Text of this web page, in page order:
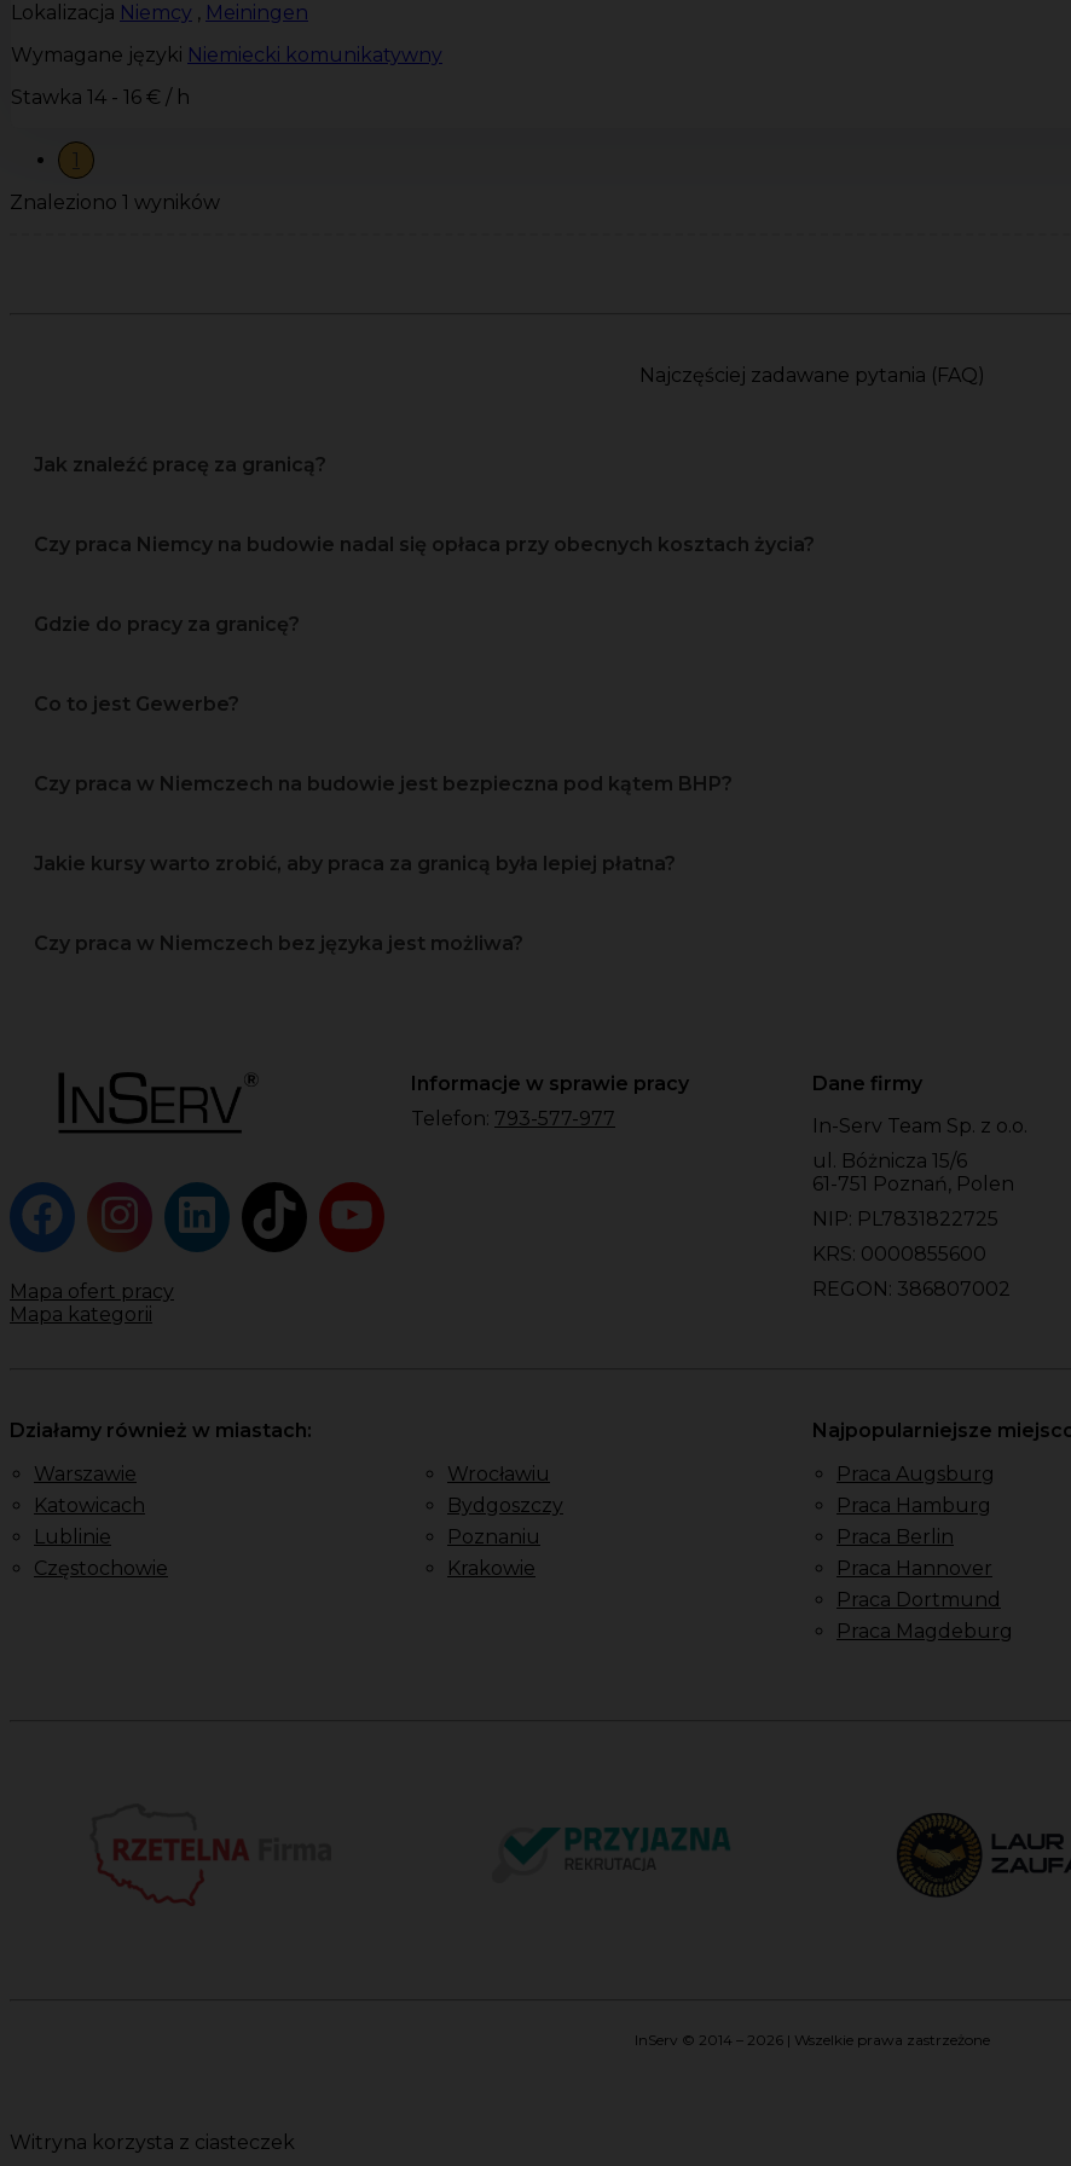
Lokalizacja Niemcy , Meiningen
Wymagane języki Niemiecki komunikatywny
Stawka 14 - 16 € / h
1
Znaleziono 1 wyników
Najczęściej zadawane pytania (FAQ)
Jak znaleźć pracę za granicą?
Czy praca Niemcy na budowie nadal się opłaca przy obecnych kosztach życia?
Gdzie do pracy za granicę?
Co to jest Gewerbe?
Czy praca w Niemczech na budowie jest bezpieczna pod kątem BHP?
Jakie kursy warto zrobić, aby praca za granicą była lepiej płatna?
Czy praca w Niemczech bez języka jest możliwa?
Mapa ofert pracy
Mapa kategorii
Informacje w sprawie pracy
Telefon: 793-577-977
Dane firmy
In-Serv Team Sp. z o.o.
ul. Bóżnicza 15/6
61-751 Poznań, Polen
NIP: PL7831822725
KRS: 0000855600
REGON: 386807002
Działamy również w miastach:
Warszawie
Katowicach
Lublinie
Częstochowie
Wrocławiu
Bydgoszczy
Poznaniu
Krakowie
Najpopularniejsze
Praca Augsburg
Praca Hamburg
Praca Berlin
Praca Hannover
Praca Dortmund
Praca Magdeburg
InServ © 2014 – 2026 | Wszelkie prawa zastrzeżone
Witryna korzysta z ciasteczek